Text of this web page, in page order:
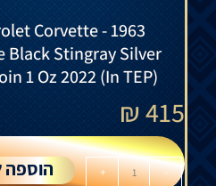
Corvette - 1963
Black Stingray Silver
1 Oz 2022 (In TEP)
415
₪
-
+ הוספה